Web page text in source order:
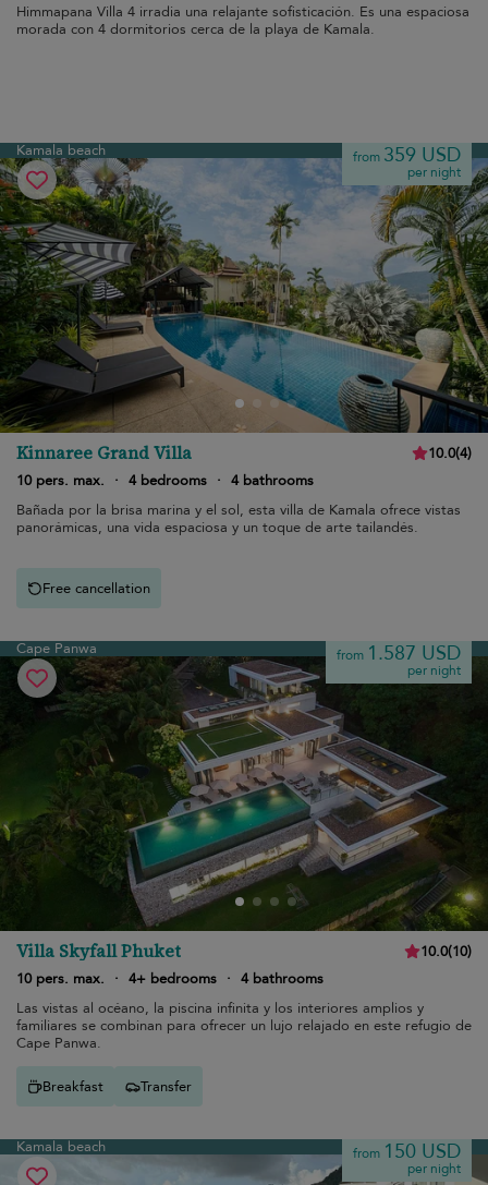
Himmapana Villa 4 irradia una relajante sofisticación. Es una espaciosa
morada con 4 dormitorios cerca de la playa de Kamala.
Kamala beach from 359 USD
per night
Kinnaree Grand Villa 10.0(4)
10 pers. max.
· 4 bedrooms · 4 bathrooms
Bañada por la brisa marina y el sol, esta villa de Kamala ofrece vistas
panorámicas, una vida espaciosa y un toque de arte tailandés.
Free cancellation
Cape Panwa from 1.587 USD
per night
Villa Skyfall Phuket 10.0(10)
10 pers. max.
· 4+ bedrooms · 4 bathrooms
Las vistas al océano, la piscina infinita y los interiores amplios y
familiares se combinan para ofrecer un lujo relajado en este refugio de
Cape Panwa.
Breakfast Transfer
Kamala beach from 150 USD
per night